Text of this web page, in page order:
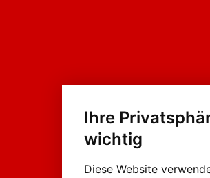
Ihre
wichtig
Diese Website